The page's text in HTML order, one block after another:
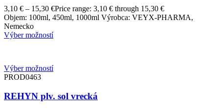
3,10 € – 15,30 €Price range: 3,10 € through 15,30 €
Objem: 100ml, 450ml, 1000ml Výrobca: VEYX-PHARMA,
Nemecko
Výber možností
Výber možností
PROD0463
REHYN plv. sol vrecká